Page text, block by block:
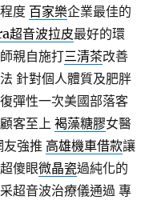
度 百家樂企業最佳的
超音波拉皮最好的環
親自施打三清茶改善
針對個人體質及肥胖
彈性一次美國部落客
客至上褐藻糖膠女醫
友強推 高雄機車借款讓
傻眼微晶瓷過純化的
超音波治療儀通過 專